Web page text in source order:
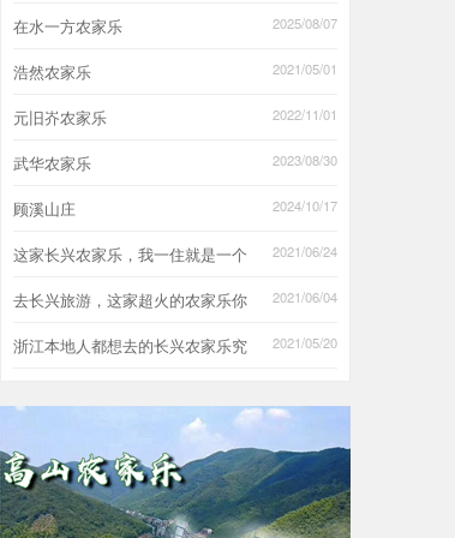
在水一方农家乐 2025/08/07
浩然农家乐 2021/05/01
元旧岕农家乐 2022/11/01
武华农家乐 2023/08/30
顾溪山庄 2024/10/17
这家长兴农家乐，我一住就是一个 2021/06/24
去长兴旅游，这家超火的农家乐你 2021/06/04
浙江本地人都想去的长兴农家乐究 2021/05/20